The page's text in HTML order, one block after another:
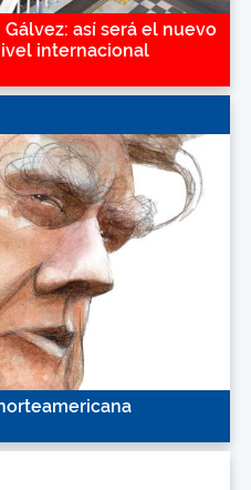
así será el nuevo
internacional